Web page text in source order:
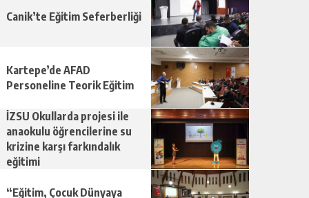
Canik’te Eğitim Seferberliği
Kartepe’de AFAD
Personeline Teorik Eğitim
İZSU Okullarda projesi ile
anaokulu öğrencilerine su
krizine karşı farkındalık
eğitimi
“Eğitim, Çocuk Dünyaya